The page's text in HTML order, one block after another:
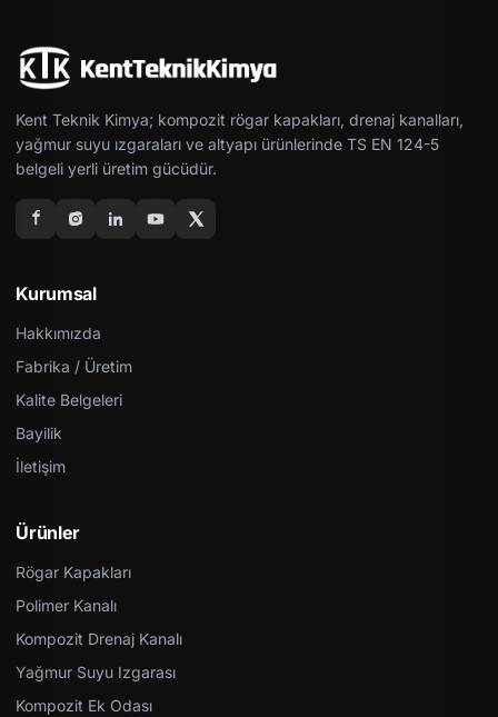
Kent Teknik Kimya; kompozit rögar kapakları, drenaj kanalları,
yağmur suyu ızgaraları ve altyapı ürünlerinde TS EN 124-5
belgeli yerli üretim gücüdür.
Kurumsal
Hakkımızda
Fabrika / Üretim
Kalite Belgeleri
Bayilik
İletişim
Ürünler
Rögar Kapakları
Polimer Kanalı
Kompozit Drenaj Kanalı
Yağmur Suyu Izgarası
Kompozit Ek Odası